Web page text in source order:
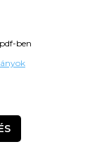
ben